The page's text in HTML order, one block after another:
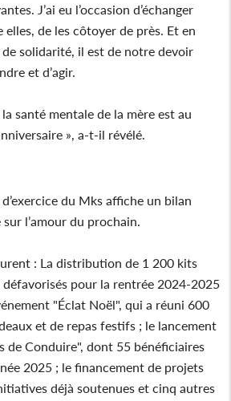
J’ai eu l’occasion d’échanger
elles, de les côtoyer de près. Et en
solidarité, il est de notre devoir
et d’agir.
santé mentale de la mère est au
», a-t-il révélé.
du Mks affiche un bilan
l’amour du prochain.
: La distribution de 1 200 kits
pour la rentrée 2024-2025
"Éclat Noël", qui a réuni 600
et de repas festifs ; le lancement
de Conduire", dont 55 bénéficiaires
2025 ; le financement de projets
déjà soutenues et cinq autres